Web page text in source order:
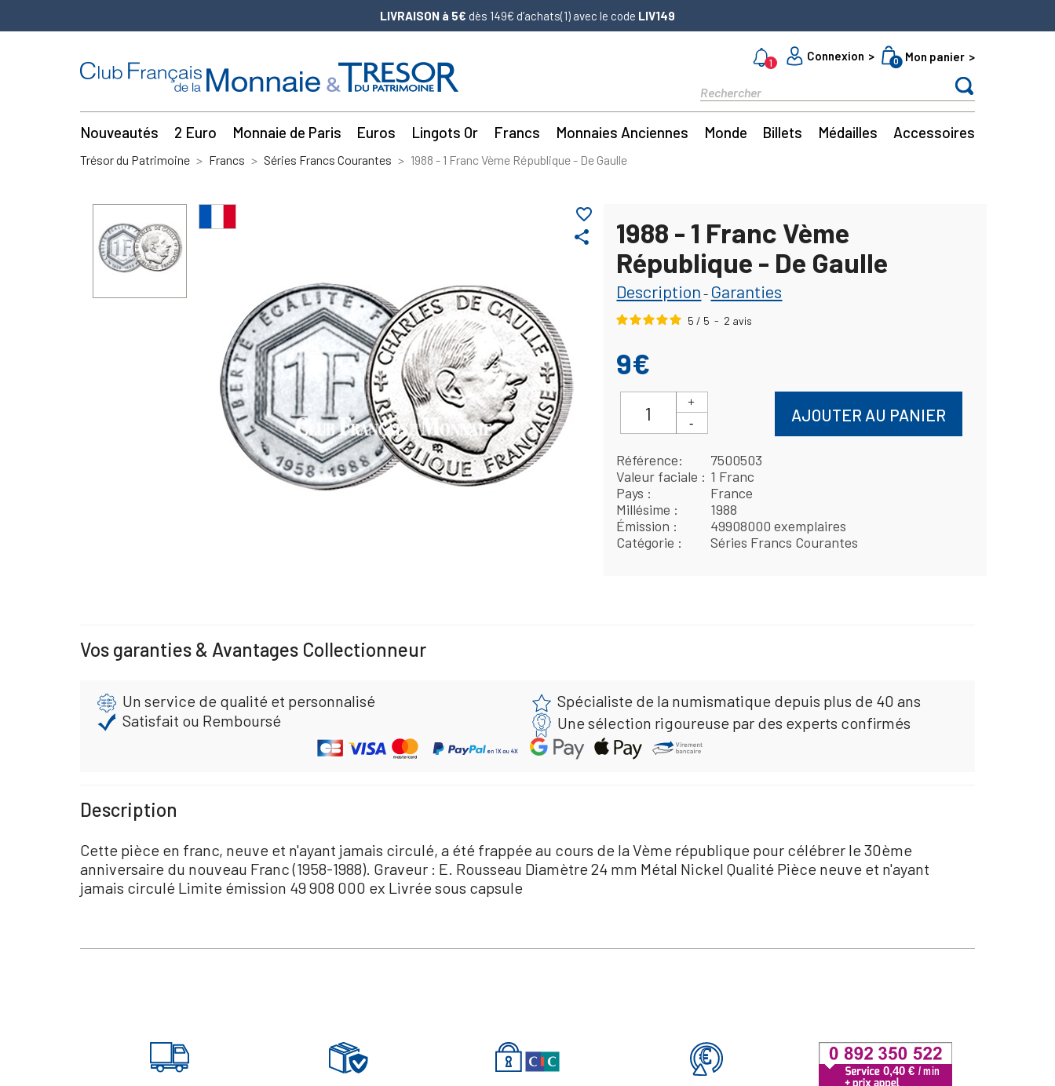
LIVRAISON à 5€ dès 149€ d’achats(1) avec le code LIV149
1
Connexion 0 Mon panier
Nouveautés 2 Euro Monnaie de Paris Euros Lingots Or Francs Monnaies Anciennes Monde Billets Médailles Accessoires
Trésor du Patrimoine Francs Séries Francs Courantes 1988 - 1 Franc Vème République - De Gaulle
share
favorite_border
1988 - 1 Franc Vème
République - De Gaulle
Description - Garanties
5 / 5 - 2 avis
9€
AJOUTER AU PANIER
Référence
7500503
Valeur faciale
1 Franc
Pays
France
Millésime
1988
Émission
49908000 exemplaires
Catégorie
Séries Francs Courantes
Vos garanties & Avantages Collectionneur
Un service de qualité et personnalisé
Spécialiste de la numismatique depuis plus de 40 ans
Satisfait ou Remboursé
Une sélection rigoureuse par des experts confirmés
Description
Cette pièce en franc, neuve et n'ayant jamais circulé, a été frappée au cours de la Vème république pour célébrer le 30ème
anniversaire du nouveau Franc (1958-1988). Graveur : E. Rousseau Diamètre 24 mm Métal Nickel Qualité Pièce neuve et n'ayant
jamais circulé Limite émission 49 908 000 ex Livrée sous capsule